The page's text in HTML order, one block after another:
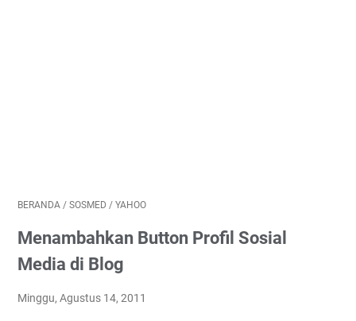
BERANDA / SOSMED / YAHOO
Menambahkan Button Profil Sosial
Media di Blog
Minggu, Agustus 14, 2011